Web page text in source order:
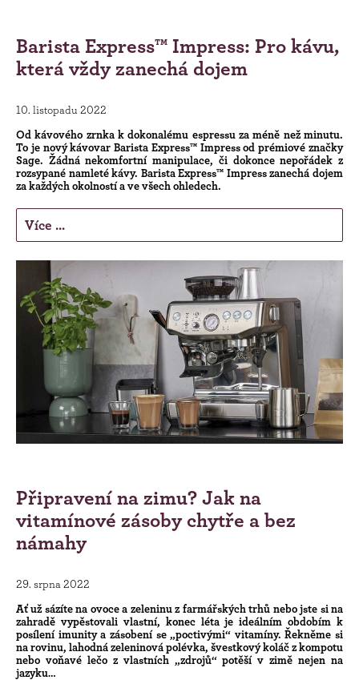
Barista Express™ Impress: Pro kávu,
která vždy zanechá dojem
10. listopadu 2022
Od kávového zrnka k dokonalému espressu za méně než minutu.
To je nový kávovar Barista Express™ Impress od prémiové značky
Sage. Žádná nekomfortní manipulace, či dokonce nepořádek z
rozsypané namleté kávy. Barista Express™ Impress zanechá dojem
za každých okolností a ve všech ohledech.
Více ...
Připravení na zimu? Jak na
vitamínové zásoby chytře a bez
námahy
29. srpna 2022
Ať už sázíte na ovoce a zeleninu z farmářských trhů nebo jste si na
zahradě vypěstovali vlastní, konec léta je ideálním obdobím k
posílení imunity a zásobení se „poctivými“ vitamíny. Řekněme si
na rovinu, lahodná zeleninová polévka, švestkový koláč z kompotu
nebo voňavé lečo z vlastních „zdrojů“ potěší v zimě nejen na
jazyku…